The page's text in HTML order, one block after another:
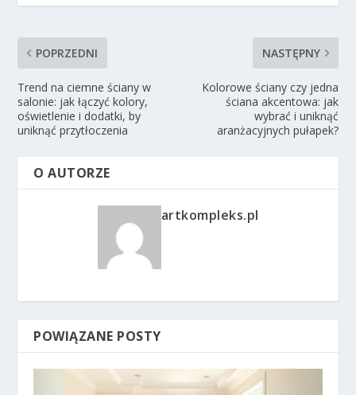
POPRZEDNI
Trend na ciemne ściany w
salonie: jak łączyć kolory,
oświetlenie i dodatki, by
uniknąć przytłoczenia
NASTĘPNY
Kolorowe ściany czy jedna
ściana akcentowa: jak
wybrać i uniknąć
aranżacyjnych pułapek?
O AUTORZE
artkompleks.pl
POWIĄZANE POSTY